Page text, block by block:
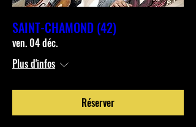
SAINT-CHAMOND (42)
ven. 04 déc.
Plus d'infos
Réserver